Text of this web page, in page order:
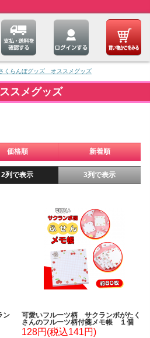
くらんぼグッズ オススメグッズ
スメグッズ
価格順 新着順
2列で表示 3列で表示
ン
可愛いフルーツ柄 サクランボがたく
さんのフルーツ柄付箋メモ帳 １個
128円(税込141円)